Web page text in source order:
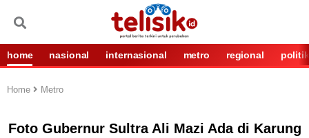
home nasional internasional metro regional politik
Home Metro
Foto Gubernur Sultra Ali Mazi Ada di Karung